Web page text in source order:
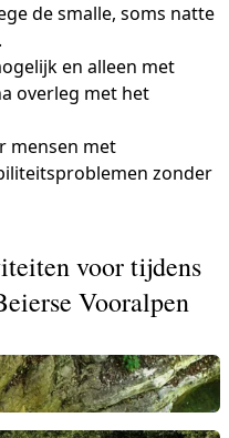
de smalle, soms natte
en alleen met
overleg met het
mensen met
zonder
voor tijdens
Vooralpen